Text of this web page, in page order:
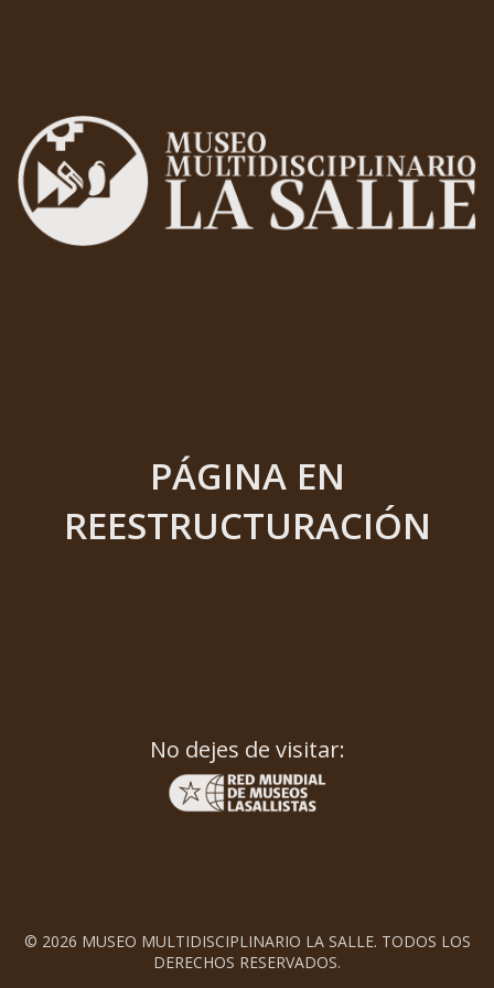
PÁGINA EN
REESTRUCTURACIÓN
No dejes de visitar:
© 2026 MUSEO MULTIDISCIPLINARIO LA SALLE. TODOS LOS
DERECHOS RESERVADOS.